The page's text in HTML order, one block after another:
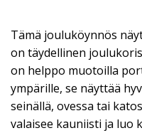
Tämä jouluköynnös
on täydellinen
on helppo muotoilla
ympärille, se näyttää
seinällä, ovessa tai
valaisee kauniisti ja luo